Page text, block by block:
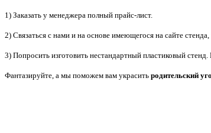
1) Заказать у менеджера полный прайс-лист.
2) Связаться с нами и на основе имеющегося на сайте
3) Попросить изготовить нестандартный пластиковый
Фантазируйте, а мы поможем вам украсить родительский